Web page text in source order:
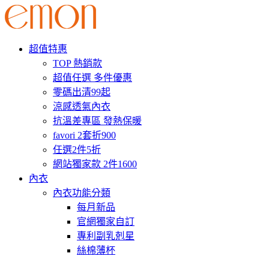
超值特惠
TOP 熱銷款
超值任選 多件優惠
零碼出清99起
涼感透氣內衣
抗溫差專區 發熱保暖
favori 2套折900
任選2件5折
網站獨家款 2件1600
內衣
內衣功能分類
每月新品
官網獨家自訂
專利副乳剋星
絲棉薄杯